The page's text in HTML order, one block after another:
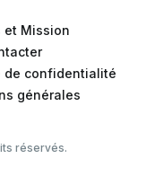
et Mission
de confidentialité
générales
réservés.